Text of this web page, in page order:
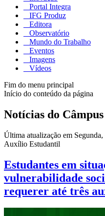
Portal Integra
IFG Produz
Editora
Observatório
Mundo do Trabalho
Eventos
Imagens
Vídeos
Fim do menu principal
Início do conteúdo da página
Notícias do
Última atualização em
Auxílio Estudantil
Estudantes em
vulnerabilidade
requerer até três